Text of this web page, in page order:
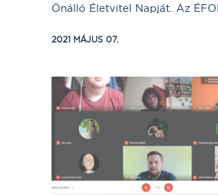
Önálló Életvitel Napját. Az
2021 MÁJUS 07.